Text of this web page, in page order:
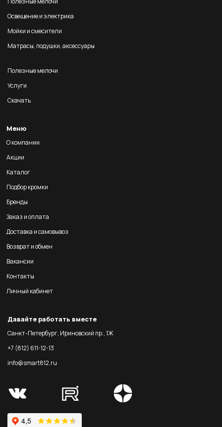
Освещение и электрика
Мойки и смесители
Матрасы, подушки, аксессуары
Полезные мелочи
Услуги
Скачать
Меню
О компании
Акции
Каталог
Подбор кромки
Бренды
Заказ и оплата
Доставка и самовывоз
Возврат и обмен
Вакансии
Контакты
Личный кабинет
Давайте работать вместе
Санкт-Петербург, Ириновский пр., 1Ж
+7 (812) 611-12-13
info@smart812.ru